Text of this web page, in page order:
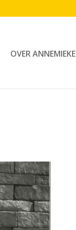
OVER ANNEMIEKE